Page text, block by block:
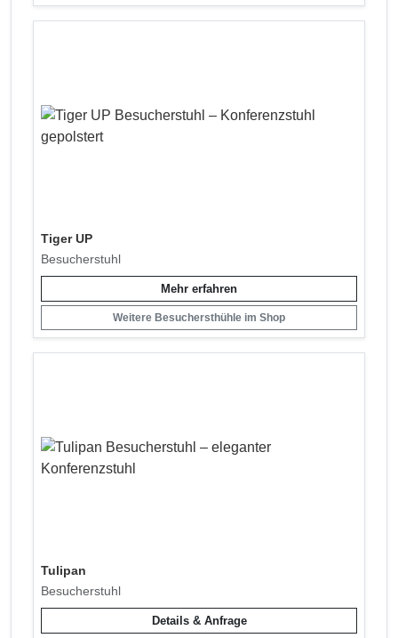
Tiger UP
Besucherstuhl
Mehr erfahren
Weitere Besuchersthühle im Shop
Tulipan
Besucherstuhl
Details & Anfrage